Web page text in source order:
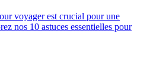
voyager est crucial pour une
nos 10 astuces essentielles pour